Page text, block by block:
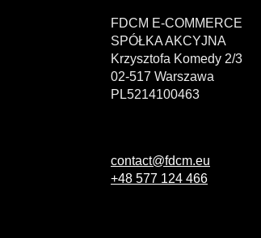
FDCM E-COMMERCE
SPÓŁKA AKCYJNA
Krzysztofa Komedy 2/3
02-517 Warszawa
PL5214100463
contact@fdcm.eu
+48 577 124 466